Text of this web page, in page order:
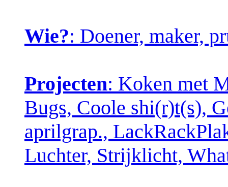
Wie?: Doener, maker,
Projecten: Koken met
Bugs, Coole shi(r)t(s),
aprilgrap.,
Luchter, Strijklicht,